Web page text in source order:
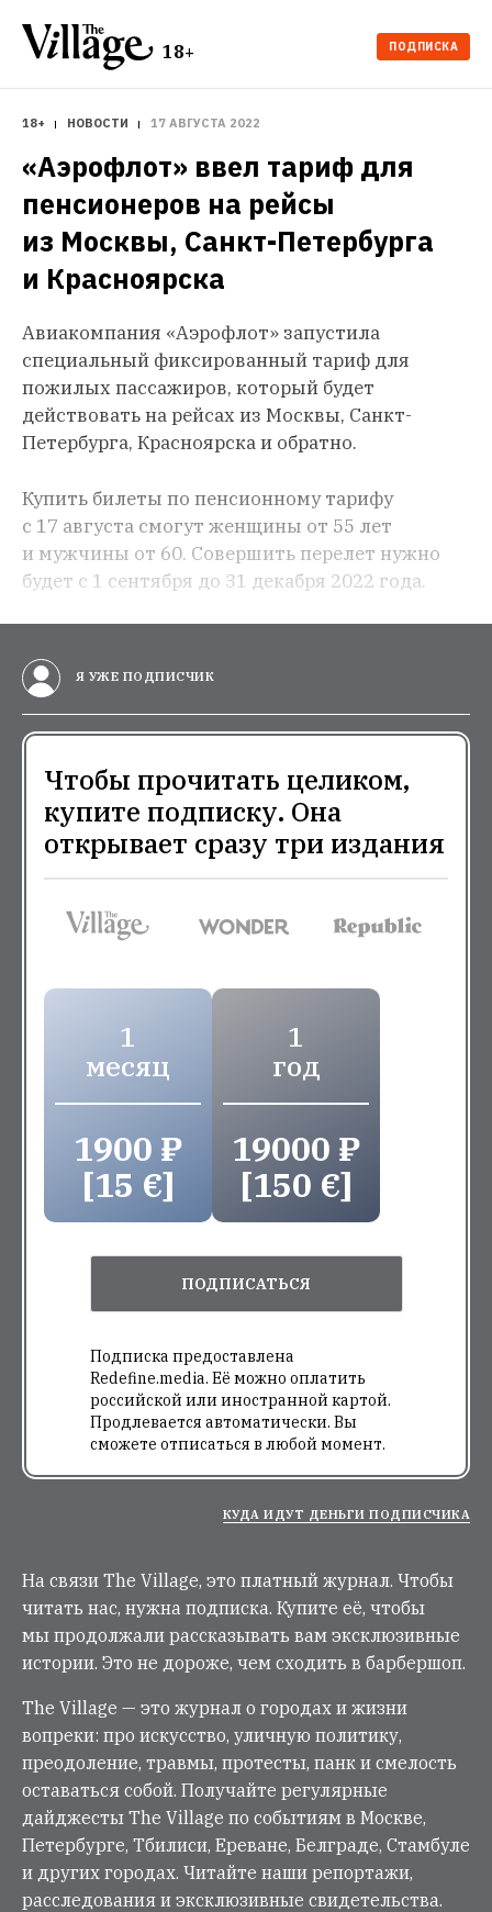
18+ ПОДПИСКА
18+ НОВОСТИ 17 АВГУСТА 2022
«Аэрофлот» ввел тариф для
пенсионеров на рейсы
из Москвы, Санкт-Петербурга
и Красноярска
Авиакомпания «Аэрофлот» запустила
специальный фиксированный тариф для
пожилых пассажиров, который будет
действовать на рейсах из Москвы, Санкт-
Петербурга, Красноярска и обратно.
Купить билеты по пенсионному тарифу
с 17 августа смогут женщины от 55 лет
и мужчины от 60. Совершить перелет нужно
будет с 1 сентября до 31 декабря 2022 года.
Я УЖЕ ПОДПИСЧИК
Чтобы прочитать целиком,
купите подписку. Она
открывает сразу три издания
1
месяц
1900 ₽
[15 €]
1
год
19000 ₽
[150 €]
ПОДПИСАТЬСЯ
Подписка предоставлена
Redefine.media. Её можно оплатить
российской или иностранной картой.
Продлевается автоматически. Вы
сможете отписаться в любой момент.
КУДА ИДУТ ДЕНЬГИ ПОДПИСЧИКА
На связи The Village, это платный журнал. Чтобы
читать нас, нужна подписка. Купите её, чтобы
мы продолжали рассказывать вам эксклюзивные
истории. Это не дороже, чем сходить в барбершоп.
The Village — это журнал о городах и жизни
вопреки: про искусство, уличную политику,
преодоление, травмы, протесты, панк и смелость
оставаться собой. Получайте регулярные
дайджесты The Village по событиям в Москве,
Петербурге, Тбилиси, Ереване, Белграде, Стамбуле
и других городах. Читайте наши репортажи,
расследования и эксклюзивные свидетельства.